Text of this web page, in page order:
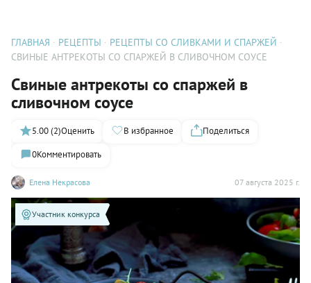
ГЛАВНАЯ РЕЦЕПТЫ
РЕЦЕПТЫ СО СЛИВКАМИ И СПАРЖЕЙ
СВИНЫЕ АНТРЕКОТЫ СО СПАРЖЕЙ В СЛИВОЧНОМ СОУСЕ
Свиные антрекоты со спаржей в
сливочном соусе
Елена Некрасова 07 августа 2025 г.
5.00 (2)Оценить В избранное
Поделиться
0Комментировать
Участник конкурса